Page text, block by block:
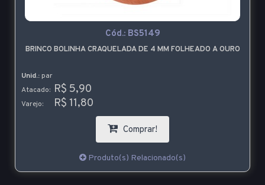
Cód.: BS5149
BRINCO BOLINHA CRAQUELADA DE 4 MM FOLHEADO A OURO
Unid.: par
Atacado: R$ 5,90
Varejo: R$ 11,80
Comprar!
Produto(s) Relacionado(s)